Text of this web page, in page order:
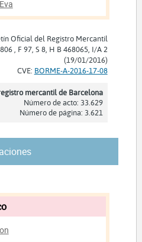
Oficial del Registro Mercantil
, F 97, S 8, H B 468065, I/A 2
(19/01/2016)
CVE: BORME-A-2016-17-08
mercantil de Barcelona
Número de acto: 33.629
Número de página: 3.621